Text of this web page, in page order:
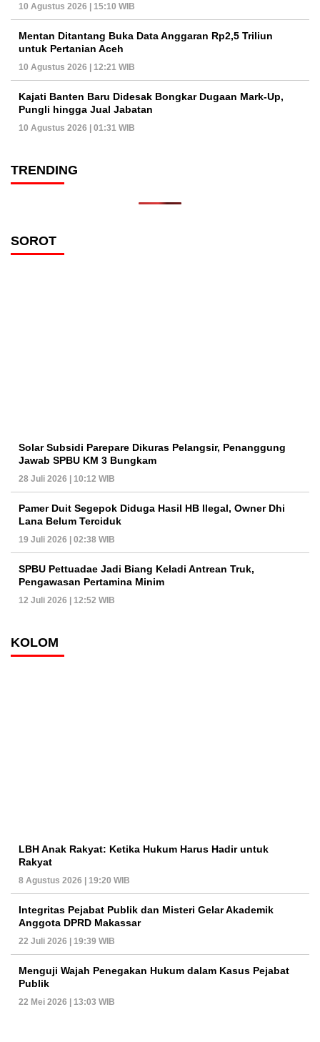
10 Agustus 2026 | 15:10 WIB
Mentan Ditantang Buka Data Anggaran Rp2,5 Triliun
untuk Pertanian Aceh
10 Agustus 2026 | 12:21 WIB
Kajati Banten Baru Didesak Bongkar Dugaan Mark-Up,
Pungli hingga Jual Jabatan
10 Agustus 2026 | 01:31 WIB
TRENDING
SOROT
Solar Subsidi Parepare Dikuras Pelangsir, Penanggung
Jawab SPBU KM 3 Bungkam
28 Juli 2026 | 10:12 WIB
Pamer Duit Segepok Diduga Hasil HB Ilegal, Owner Dhi
Lana Belum Terciduk
19 Juli 2026 | 02:38 WIB
SPBU Pettuadae Jadi Biang Keladi Antrean Truk,
Pengawasan Pertamina Minim
12 Juli 2026 | 12:52 WIB
KOLOM
LBH Anak Rakyat: Ketika Hukum Harus Hadir untuk
Rakyat
8 Agustus 2026 | 19:20 WIB
Integritas Pejabat Publik dan Misteri Gelar Akademik
Anggota DPRD Makassar
22 Juli 2026 | 19:39 WIB
Menguji Wajah Penegakan Hukum dalam Kasus Pejabat
Publik
22 Mei 2026 | 13:03 WIB